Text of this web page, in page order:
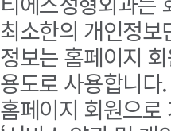
최소한의 개인정보
정보는 홈페이지
용도로 사용합니
홈페이지 회원으